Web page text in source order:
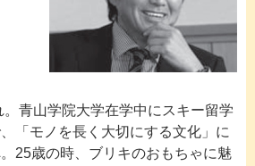
青山学院大学在学中にスキー留学
「モノを長く大切にする文化」に
25歳の時、ブリキのおもちゃに魅